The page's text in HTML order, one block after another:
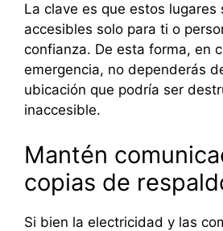
La clave es que estos lugares
accesibles solo para ti o
confianza. De esta forma, en
emergencia, no dependerás
ubicación que podría ser
inaccesible.
Mantén
copias de
Si bien la electricidad y las